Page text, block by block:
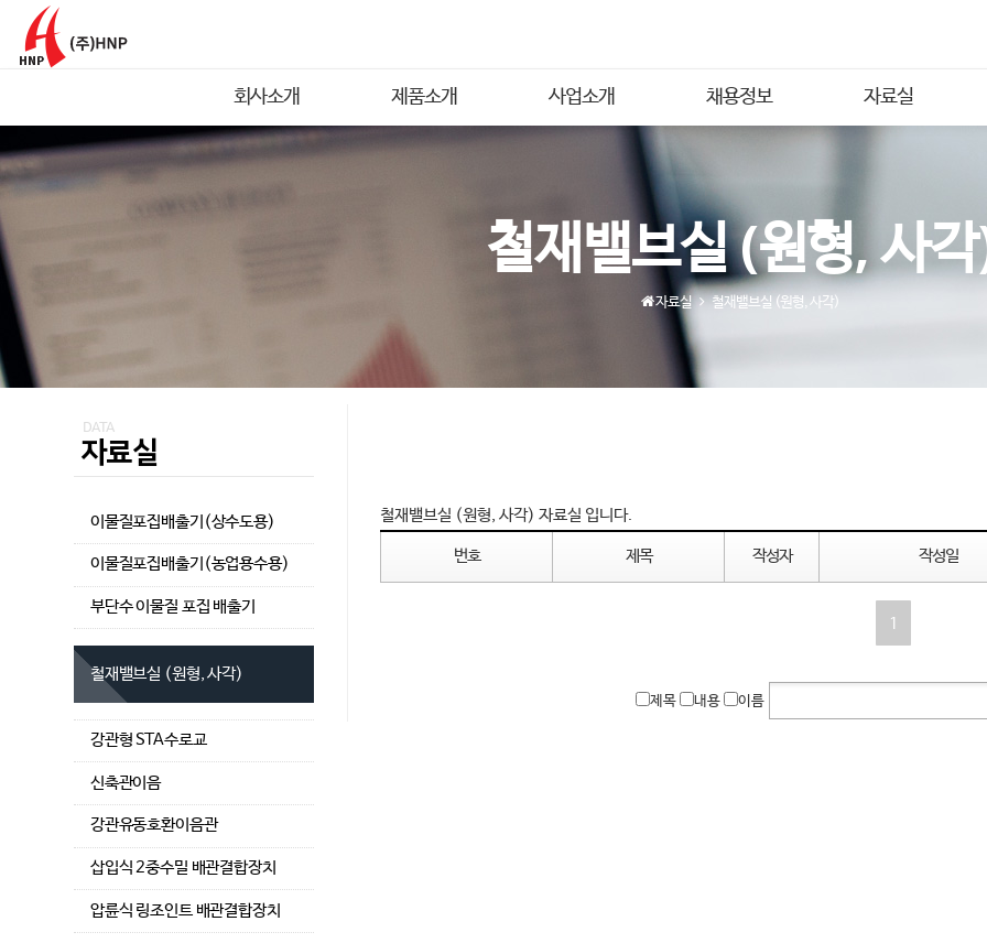
회사소개 제품소개 사업소개 채용정보 자료실
철재밸브실 (원형, 사
자료실 철재밸브실 (원형, 사각)
DATA
자료실
이물질포집배출기(상수도용)
이물질포집배출기(농업용수용)
부단수 이물질 포집 배출기
철재밸브실 (원형, 사각)
강관형 STA수로교
신축관이음
강관유동호환이음관
삽입식 2중수밀 배관결합장치
압륜식 링조인트 배관결합장치
철재밸브실 (원형, 사각) 자료실 입니다.
번호 제목 작성자 작성일
1
제목 내용 이름